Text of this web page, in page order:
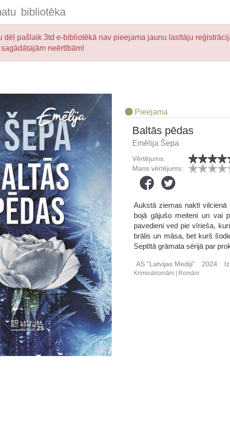
bibliotēka
dēļ pašlaik 3td e-bibliotēkā nav pieejama jaunu lasītāju
neērtībām!
Pieejama
Baltās pēdas
Emēlija Šepa
Vērtējums:
Mans vērtējums:
Aukstā ziemas naktī
bojā gājušo meiteni un vai
pavedieni ved pie vīrieša,
brālis un māsa, bet kurš
Septītā grāmata sērijā par
AS “Latvijas Mediji” 2024
Kriminālromāni Romāni